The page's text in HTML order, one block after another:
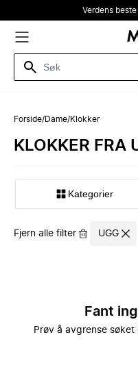
Verdens
Forside/Dame/Klokker
KLOKKER FRA
Kategorier
Fjern alle filter UGG
Fant
Prøv å avgrense